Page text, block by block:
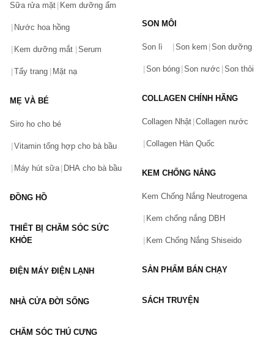
Bạn gặp vấn đề về sản phẩm hay mua hàng?
Hãy báo lỗi cho chúng tôi. Hoặc gọi cho chúng tôi qua số
Vấn đề(*)
Sữa rửa mặt Kem dưỡng ẩm
Nước hoa hồng
Kem dưỡng mắt Serum
Tẩy trang Mặt nạ
MẸ VÀ BÉ
Siro ho cho bé
Vitamin tổng hợp cho bà bầu
Máy hút sữa DHA cho bà bầu
ĐỒNG HỒ
THIẾT BỊ CHĂM SÓC SỨC
KHỎE
ĐIỆN MÁY ĐIỆN LẠNH
NHÀ CỬA ĐỜI SỐNG
CHĂM SÓC THÚ CƯNG
SON MÔI
Son lì Son kem Son dưỡng
Son bóng Son nước Son thỏi
COLLAGEN CHÍNH HÃNG
Collagen Nhật Collagen nước
Collagen Hàn Quốc
KEM CHỐNG NẮNG
Kem Chống Nắng Neutrogena
Kem chống nắng DBH
Kem Chống Nắng Shiseido
SẢN PHẨM BÁN CHẠY
SÁCH TRUYỆN